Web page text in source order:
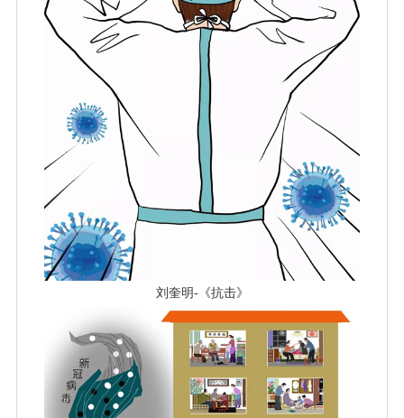
刘奎明-《抗击》